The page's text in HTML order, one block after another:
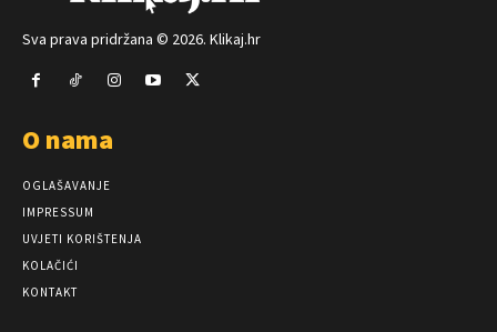
Sva prava pridržana © 2026. Klikaj.hr
O nama
OGLAŠAVANJE
IMPRESSUM
UVJETI KORIŠTENJA
KOLAČIĆI
KONTAKT